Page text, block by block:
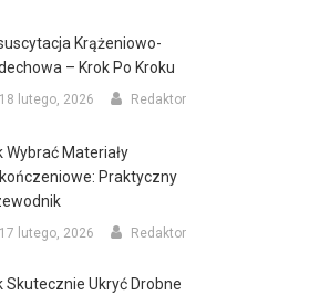
Krążeniowo-
– Krok Po Kroku
18 lutego, 2026 Redaktor
Wybrać Materiały
Praktyczny
17 lutego, 2026 Redaktor
Skutecznie Ukryć Drobne